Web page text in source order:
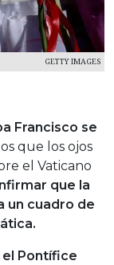
GETTY IMAGES
Francisco se
que los ojos
el Vaticano
que la
un cuadro de
el Pontífice